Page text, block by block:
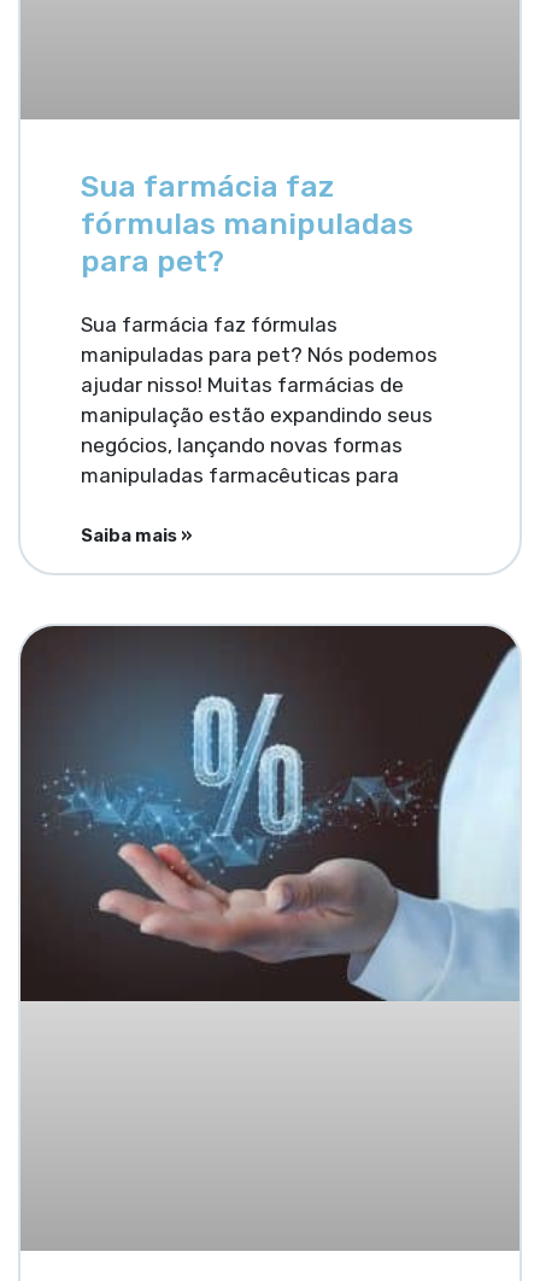
Sua farmácia faz
fórmulas manipuladas
para pet?
Sua farmácia faz fórmulas
manipuladas para pet? Nós podemos
ajudar nisso! Muitas farmácias de
manipulação estão expandindo seus
negócios, lançando novas formas
manipuladas farmacêuticas para
Saiba mais »